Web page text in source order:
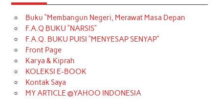
Buku “Membangun Negeri, Merawat Masa Depan
F.A.Q BUKU “NARSIS”
F.A.Q. BUKU PUISI “MENYESAP SENYAP”
Front Page
Karya & Kiprah
KOLEKSI E-BOOK
Kontak Saya
MY ARTICLE @YAHOO INDONESIA